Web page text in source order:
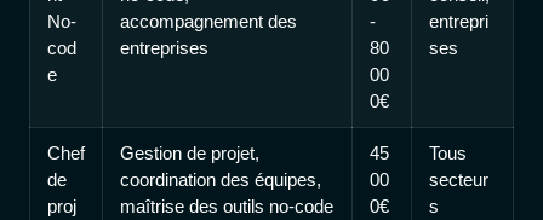
No-
cod
e
accompagnement des
entreprises
-
80
00
0€
entrepri
ses
Chef
de
proj
Gestion de projet,
coordination des équipes,
maîtrise des outils no-code
45
00
0€
Tous
secteur
s